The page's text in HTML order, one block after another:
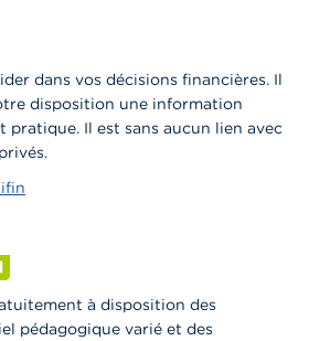
dans vos décisions financières. Il
disposition une information
pratique. Il est sans aucun lien avec
à disposition des
pédagogique varié et des